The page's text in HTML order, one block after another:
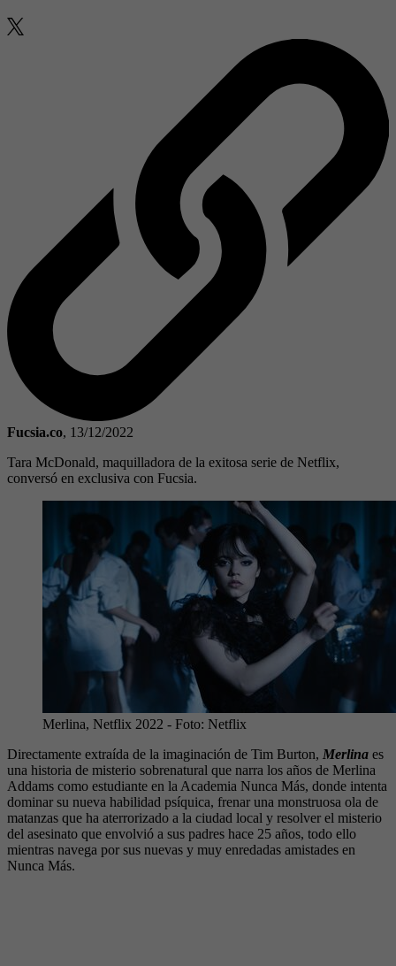
Fucsia.co, 13/12/2022
Tara McDonald, maquilladora de la exitosa serie de Netflix,
conversó en exclusiva con Fucsia.
Merlina, Netflix 2022 - Foto: Netflix
Directamente extraída de la imaginación de Tim Burton, Merlina es
una historia de misterio sobrenatural que narra los años de Merlina
Addams como estudiante en la Academia Nunca Más, donde intenta
dominar su nueva habilidad psíquica, frenar una monstruosa ola de
matanzas que ha aterrorizado a la ciudad local y resolver el misterio
del asesinato que envolvió a sus padres hace 25 años, todo ello
mientras navega por sus nuevas y muy enredadas amistades en
Nunca Más.